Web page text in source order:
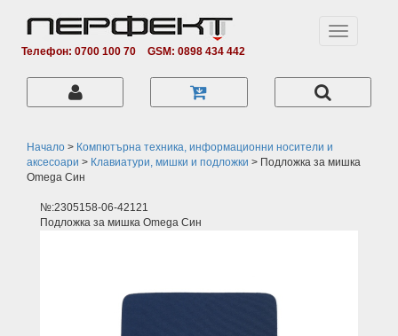
Телефон: 0700 100 70 GSM: 0898 434 442
Toggle
Начало > Компютърна техника, информационни носители и
аксесоари > Клавиатури, мишки и подложки > Подложка за мишка
Omega Син
№:2305158-06-42121
Подложка за мишка Omega Син